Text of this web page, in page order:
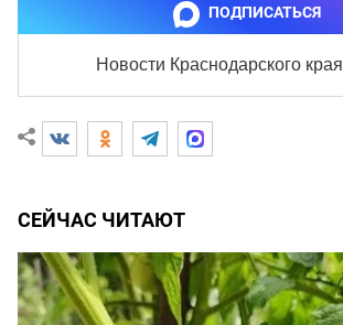
ПОДПИСАТЬСЯ
Новости Краснодарского края
СЕЙЧАС ЧИТАЮТ